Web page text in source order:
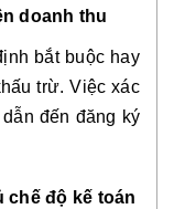
doanh thu
bắt buộc hay
trừ. Việc xác
đến đăng ký
chế độ kế toán